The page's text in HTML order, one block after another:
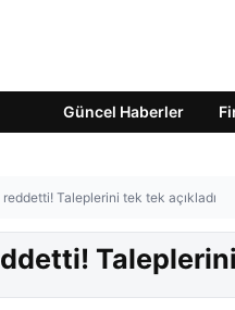
Güncel Haberler
Taleplerini tek tek açıkladı